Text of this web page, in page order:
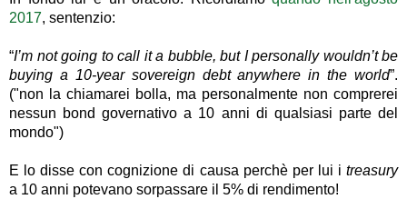
2017, sentenzio:
“I’m not going to call it a bubble, but I personally wouldn’t be
buying a 10-year sovereign debt anywhere in the world”.
("non la chiamarei bolla, ma personalmente non comprerei
nessun bond governativo a 10 anni di qualsiasi parte del
mondo")
E lo disse con cognizione di causa perchè per lui i treasury
a 10 anni potevano sorpassare il 5% di rendimento!